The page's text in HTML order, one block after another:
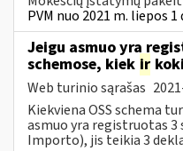
PVM nuo 2021 m. liepos 1
Jeigu asmuo yra
schemose, kiek ir
Web turinio sąrašas
Kiekviena OSS schema
asmuo yra registruotas 3
Importo), jis teikia 3